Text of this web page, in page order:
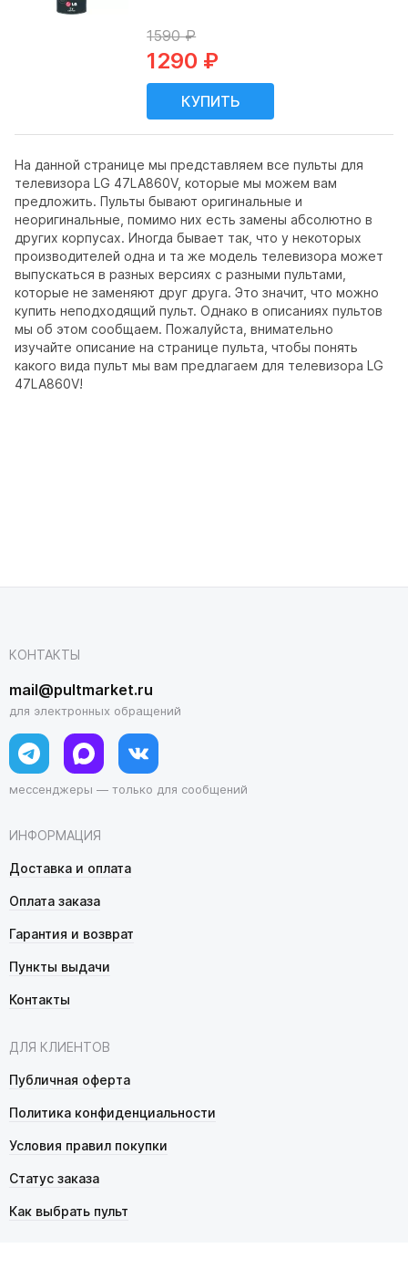
На данной странице мы представляем все пульты для
телевизора LG 47LA860V, которые мы можем вам
предложить. Пульты бывают оригинальные и
неоригинальные, помимо них есть замены абсолютно в
других корпусах. Иногда бывает так, что у некоторых
производителей одна и та же модель телевизора может
выпускаться в разных версиях с разными пультами,
которые не заменяют друг друга. Это значит, что можно
купить неподходящий пульт. Однако в описаниях пультов
мы об этом сообщаем. Пожалуйста, внимательно
изучайте описание на странице пульта, чтобы понять
какого вида пульт мы вам предлагаем для телевизора LG
47LA860V!
1590 ₽
1290 ₽
ИНФОРМАЦИЯ
Доставка и оплата
Оплата заказа
Гарантия и возврат
Пункты выдачи
Контакты
ДЛЯ КЛИЕНТОВ
Публичная оферта
Политика конфиденциальности
Условия правил покупки
Статус заказа
Как выбрать пульт
КОНТАКТЫ
mail@pultmarket.ru
для электронных обращений
мессенджеры — только для сообщений